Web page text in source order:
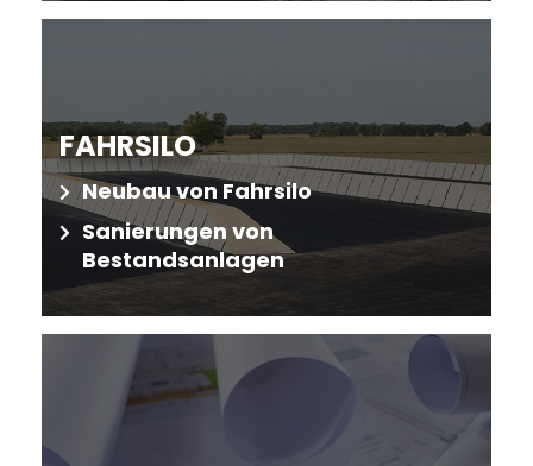
FAHRSILO
Neubau von Fahrsilo
Sanierungen von
Bestandsanlagen